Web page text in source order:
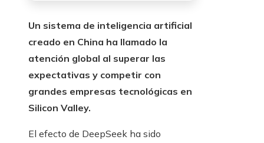
Un sistema de inteligencia artificial
creado en China ha llamado la
atención global al superar las
expectativas y competir con
grandes empresas tecnológicas en
Silicon Valley.
El efecto de DeepSeek ha sido